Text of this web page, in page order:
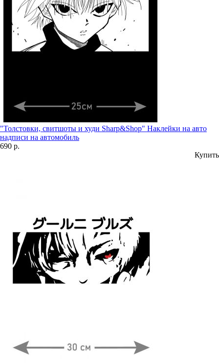
"Толстовки, свитшоты и худи Sharp&Shop" Наклейки на авто
надписи на автомобиль
690 р.
Купить